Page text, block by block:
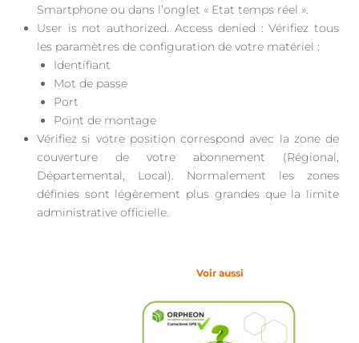
Smartphone ou dans l’onglet « Etat temps réel ».
User is not authorized. Access denied : Vérifiez tous
les paramètres de configuration de votre matériel :
Identifiant
Mot de passe
Port
Point de montage
Vérifiez si votre position correspond avec la zone de
couverture de votre abonnement (Régional,
Départemental, Local). Normalement les zones
définies sont légèrement plus grandes que la limite
administrative officielle.
Voir aussi